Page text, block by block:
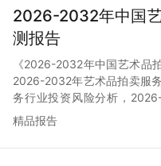
2026-2032年中国
测报告
《2026-2032年中国艺术品
2026-2032年艺术品拍卖服
务行业投资风险分析，
容。
精品报告